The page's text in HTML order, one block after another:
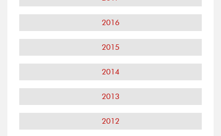
2016
2015
2014
2013
2012